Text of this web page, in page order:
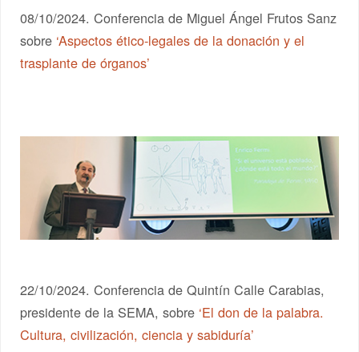
08/10/2024. Conferencia de Miguel Ángel Frutos Sanz
sobre ‘Aspectos ético-legales de la donación y el
trasplante de órganos’
22/10/2024. Conferencia de Quintín Calle Carabias,
presidente de la SEMA, sobre ‘El don de la palabra.
Cultura, civilización, ciencia y sabiduría’